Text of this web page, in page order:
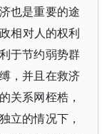
也是重要的途
相对人的权利
于节约弱势群
，并且在救济
关系网桎梏，
立的情况下，